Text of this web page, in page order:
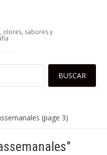
olores, sabores y
(page 3)